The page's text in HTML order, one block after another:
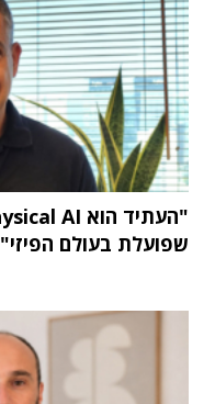
שפועלת בעולם הפיזי"